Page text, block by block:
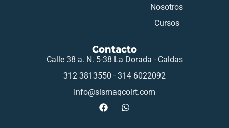
Nosotros
Cursos
Contacto
Calle 38 a. N. 5-38 La Dorada - Caldas
312 3813550 - 314 6022092
Info@sismaqcolrt.com